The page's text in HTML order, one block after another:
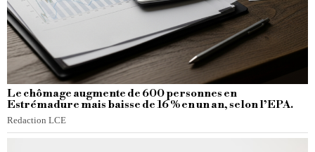
Le chômage augmente de 600 personnes en
Estrémadure mais baisse de 16 % en un an, selon l’EPA.
Redaction LCE